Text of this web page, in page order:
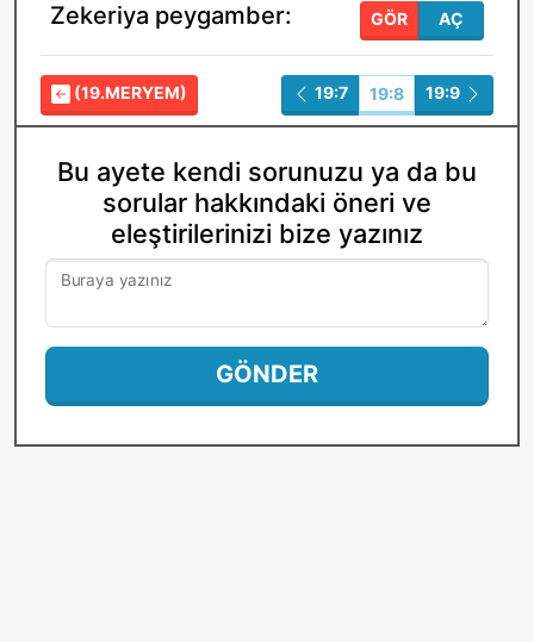
GÖR AÇ
Zekeriya peygamber:
(19.MERYEM) 19:7 19:8 19:9
Bu ayete kendi sorunuzu ya da bu
sorular hakkındaki öneri ve
eleştirilerinizi bize yazınız
Buraya yazınız
GÖNDER